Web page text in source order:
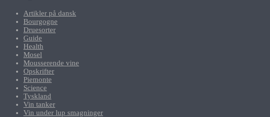
Artikler på dansk
Bourgogne
Druesorter
Guide
Health
Mosel
Mousserende vine
Opskrifter
Piemonte
Science
Tyskland
Vin tanker
Vin under lup smagninger